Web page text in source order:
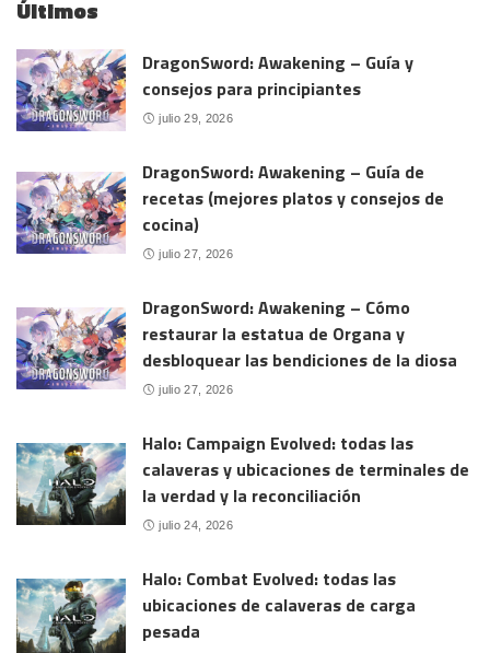
Últimos
DragonSword: Awakening – Guía y
consejos para principiantes
julio 29, 2026
DragonSword: Awakening – Guía de
recetas (mejores platos y consejos de
cocina)
julio 27, 2026
DragonSword: Awakening – Cómo
restaurar la estatua de Organa y
desbloquear las bendiciones de la diosa
julio 27, 2026
Halo: Campaign Evolved: todas las
calaveras y ubicaciones de terminales de
la verdad y la reconciliación
julio 24, 2026
Halo: Combat Evolved: todas las
ubicaciones de calaveras de carga
pesada